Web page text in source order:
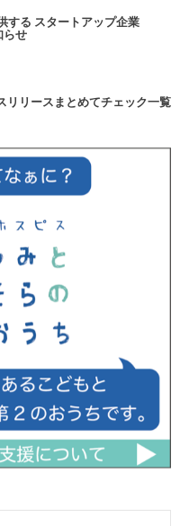
する スタートアップ企業
らせ
リリースまとめてチェック一覧